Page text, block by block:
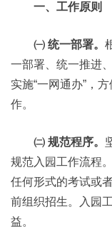
一、工作原则
㈠ 统一部署。
一部署、统一推进
实施“一网通办”，
作。
㈡ 规范程序。
规范入园工作流程
任何形式的考试或
前组织招生。入园
益。